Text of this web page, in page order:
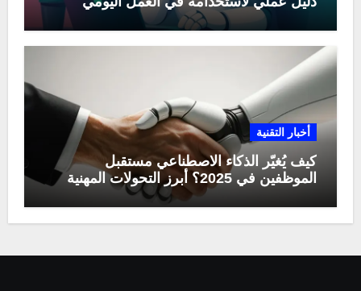
أخبار التقنية
كيف يُغيّر الذكاء الاصطناعي مستقبل
الموظفين في 2025؟ أبرز التحولات المهنية